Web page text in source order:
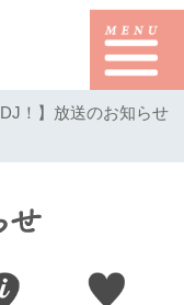
！】放送のお知らせ